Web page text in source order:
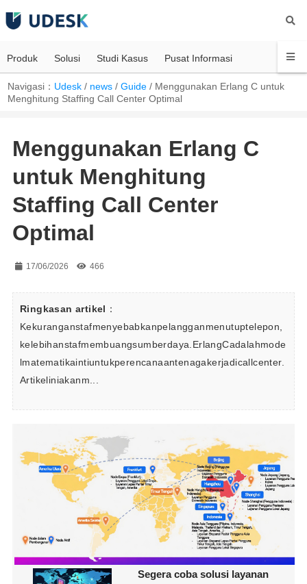
Produk Solusi Studi Kasus Pusat Informasi
Navigasi： Udesk / news /Guide / Menggunakan Erlang C untuk
Menghitung Staffing Call Center Optimal
Menggunakan Erlang C
untuk Menghitung
Staffing Call Center
Optimal
17/06/2026 466
Ringkasan artikel ：
Kekuranganstafmenyebabkanpelangganmenutuptelepon,
kelebihanstafmembuangsumberdaya.ErlangCadalahmode
lmatematikaintiuntukperencanaantenagakerjadicallcenter.
Artikeliniakanm...
Segera coba solusi layanan